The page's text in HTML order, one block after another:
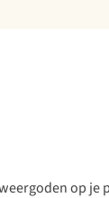
op je